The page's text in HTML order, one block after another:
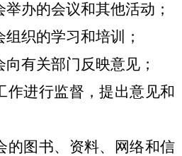
举办的会议和其他活动；
组织的学习和培训；
向有关部门反映意见；
作进行监督，提出意见和
的图书、资料、网络和信